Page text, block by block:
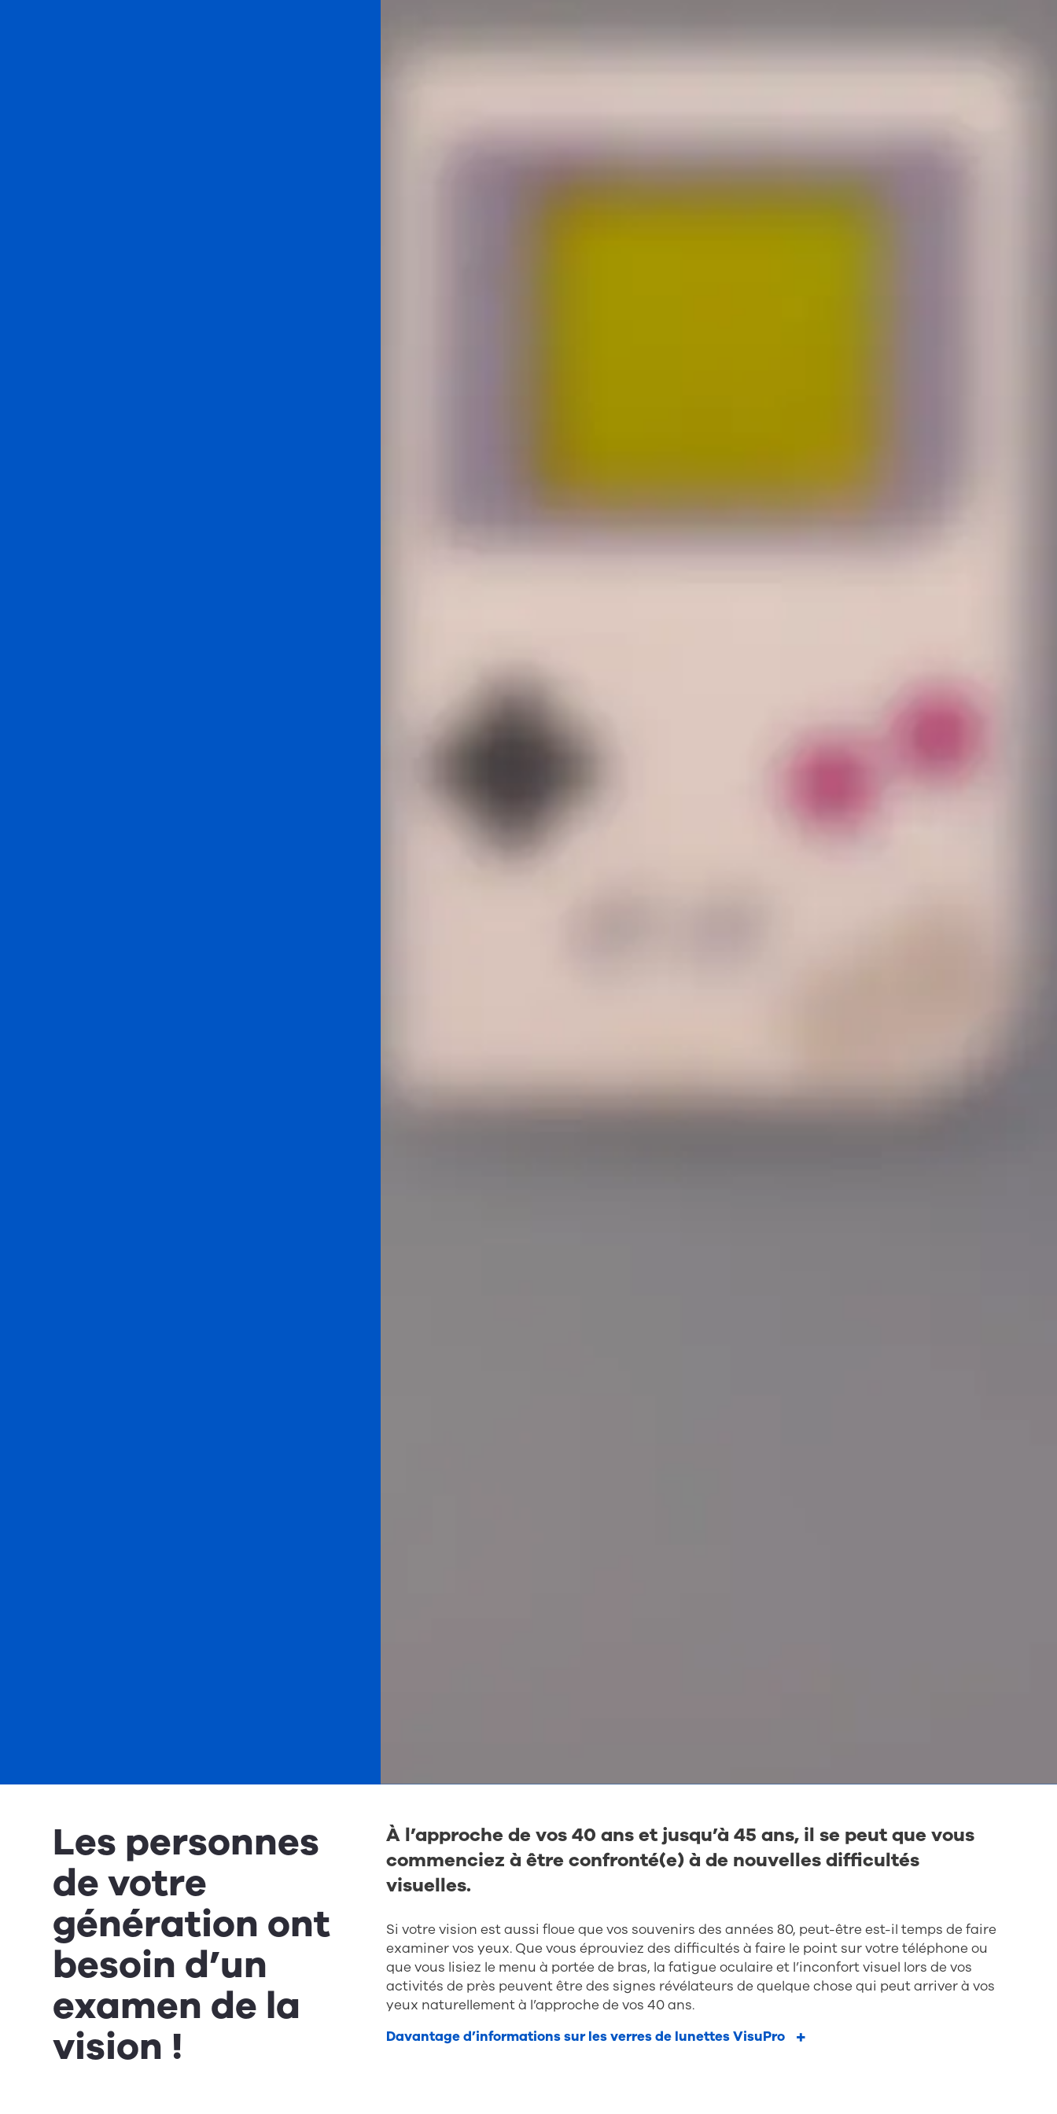
Les personnes
de votre
génération ont
besoin d’un
examen de la
vision !
À l’approche de vos 40 ans et jusqu’à 45 ans, il se peut que vous
commenciez à être confronté(e) à de nouvelles difficultés
visuelles.
Si votre vision est aussi floue que vos souvenirs des années 80, peut-être est-il temps de faire
examiner vos yeux. Que vous éprouviez des difficultés à faire le point sur votre téléphone ou
que vous lisiez le menu à portée de bras, la fatigue oculaire et l’inconfort visuel lors de vos
activités de près peuvent être des signes révélateurs de quelque chose qui peut arriver à vos
yeux naturellement à l’approche de vos 40 ans.
Davantage d’informations sur les verres de lunettes VisuPro